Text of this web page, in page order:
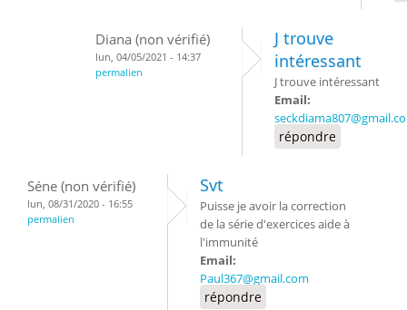
Diana (non vérifié)
lun, 04/05/2021 - 14:37
permalien
J trouve
intéressant
J trouve intéressant
Email:
répondre
Séne (non vérifié)
lun, 08/31/2020 - 16:55
permalien
Svt
Puisse je avoir la correction
de la série d'exercices aide à
l'immunité
Email:
Paul367@gmail.com
répondre